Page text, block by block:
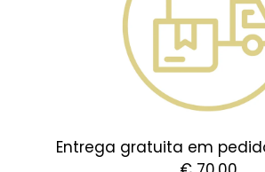
Entrega gratuita em